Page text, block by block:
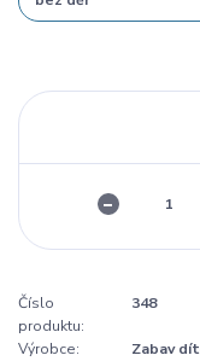
Číslo
produktu:
348
Výrobce:
Zabav